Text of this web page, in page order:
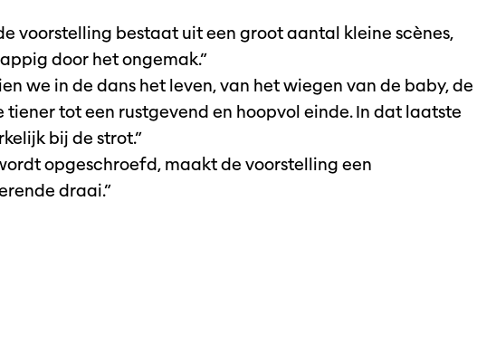
voorstelling bestaat uit een groot aantal kleine scènes,
door het ongemak.”
we in de dans het leven, van het wiegen van de baby, de
tiener tot een rustgevend en hoopvol einde. In dat laatste
bij de strot.”
opgeschroefd, maakt de voorstelling een
draai.”
Inzoomen